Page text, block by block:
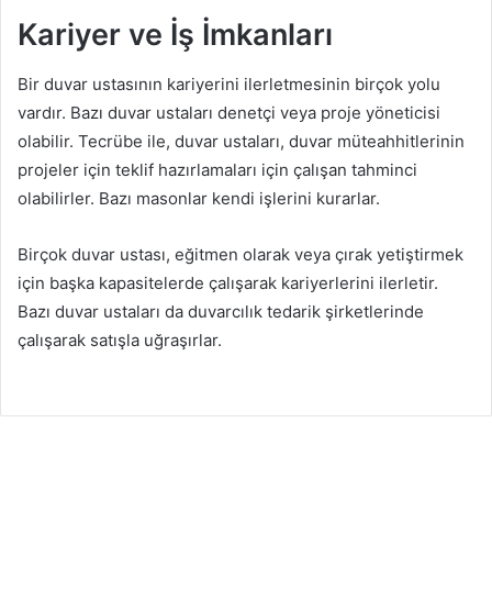
Kariyer ve İş İmkanları
Bir duvar ustasının kariyerini ilerletmesinin birçok yolu
vardır. Bazı duvar ustaları denetçi veya proje yöneticisi
olabilir. Tecrübe ile, duvar ustaları, duvar müteahhitlerinin
projeler için teklif hazırlamaları için çalışan tahminci
olabilirler. Bazı masonlar kendi işlerini kurarlar.
Birçok duvar ustası, eğitmen olarak veya çırak yetiştirmek
için başka kapasitelerde çalışarak kariyerlerini ilerletir.
Bazı duvar ustaları da duvarcılık tedarik şirketlerinde
çalışarak satışla uğraşırlar.